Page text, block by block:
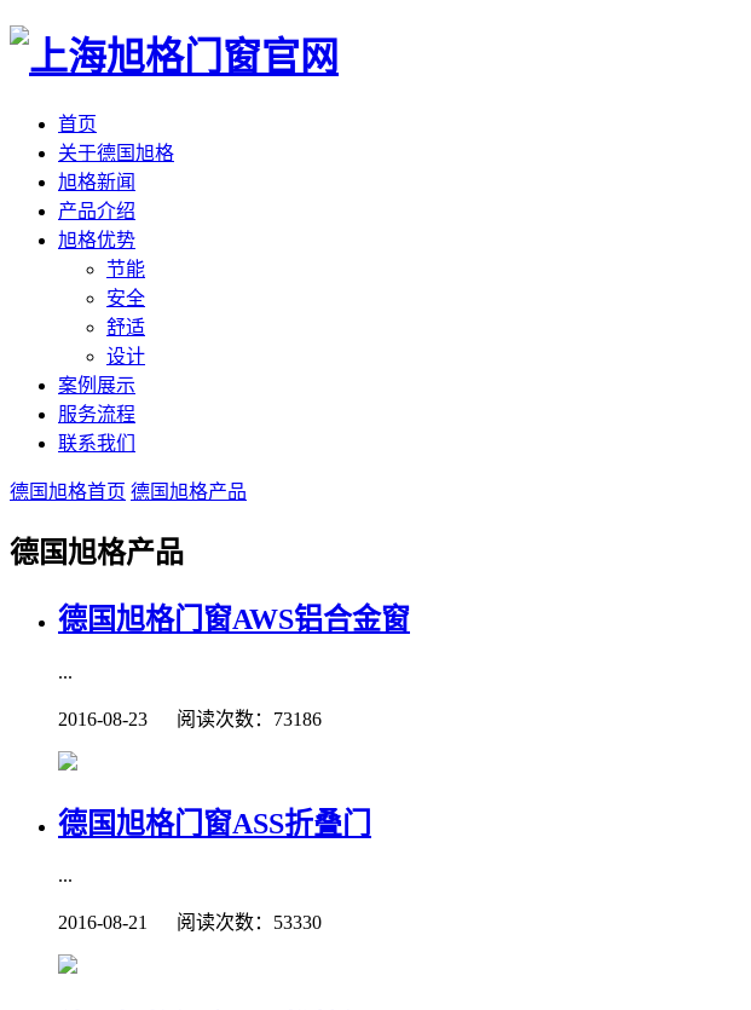
首页
关于德国旭格
旭格新闻
产品介绍
旭格优势
节能
安全
舒适
设计
案例展示
服务流程
联系我们
德国旭格首页 德国旭格产品
德国旭格产品
德国旭格门窗AWS铝合金窗
...
2016-08-23 阅读次数：73186
德国旭格门窗ASS折叠门
...
2016-08-21 阅读次数：53330